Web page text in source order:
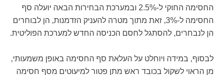
החסימה החוקי ל-2.5% ובמערכת הבחירות הבאה יועלה סף
החסימה ל-3%, זאת מתוך מטרה להעניק הזדמנות, הן לבוחרים
הן לנבחרים, להסתגל לחסם הכניסה החדש למערכת הפוליטית.
לבסוף, במידה ויוחלט על העלאת סף החסימה באופן משמעותי,
מן הראוי לשקול בכובד ראש מתן פטור למיעוטים מסף חסימה